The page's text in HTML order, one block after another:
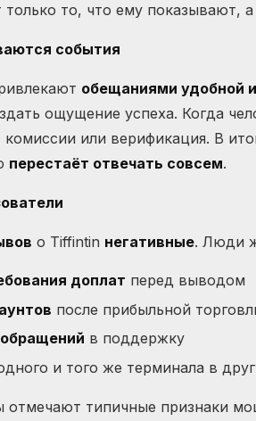
только то, что ему показывают,
события
обещаниями удобной
ощущение успеха. Когда
комиссии или верификация. В
перестаёт отвечать совсем.
о Tiffintin негативные. Люди
доплат перед выводом
после прибыльной
в поддержку
и того же терминала в
типичные признаки